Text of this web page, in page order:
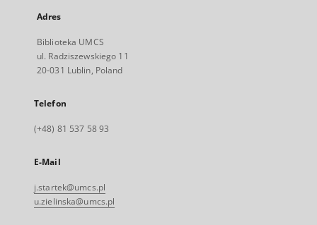
Adres
Biblioteka UMCS
ul. Radziszewskiego 11
20-031 Lublin, Poland
Telefon
(+48) 81 537 58 93
E-Mail
j.startek@umcs.pl
u.zielinska@umcs.pl